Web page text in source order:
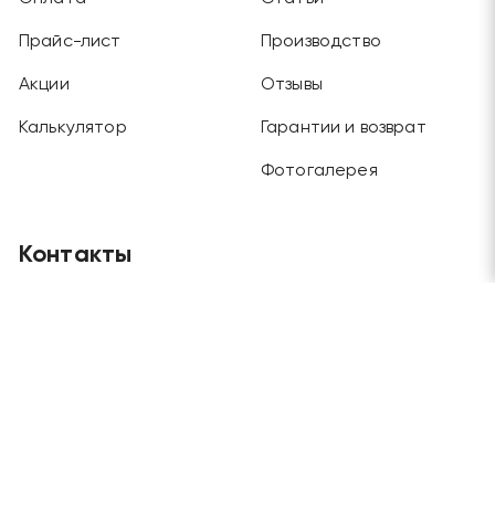
Прайс-лист
Акции
Калькулятор
Производство
Отзывы
Гарантии и возврат
Фотогалерея
Контакты